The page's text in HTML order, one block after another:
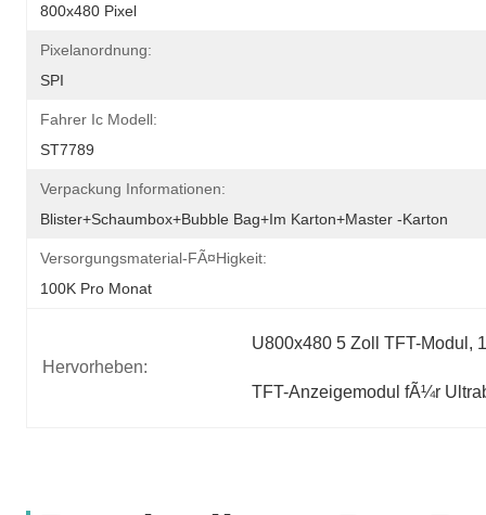
800x480 Pixel
Pixelanordnung:
SPI
Fahrer Ic Modell:
ST7789
Verpackung Informationen:
Blister+Schaumbox+Bubble Bag+im Karton+Master -Karton
Versorgungsmaterial-FÃ¤higkeit:
100K Pro Monat
Hervorheben:
U800x480 5 Zoll TFT-Modul ,
TFT-Anzeigemodul fÃ¼r